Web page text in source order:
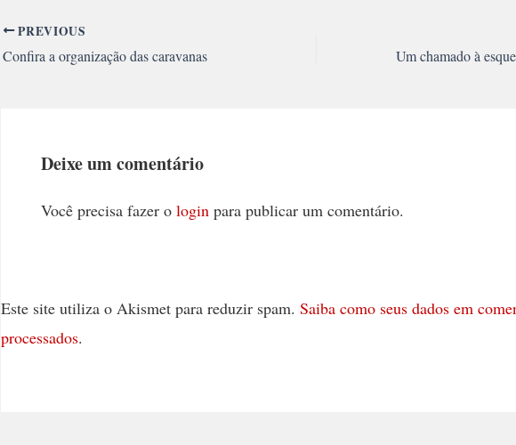
PREVIOUS
Confira a organização das caravanas
Deixe um comentário
Você precisa fazer o login para publicar um comentário.
Este site utiliza o Akismet para reduzir spam. Saiba como seus dados em
processados.